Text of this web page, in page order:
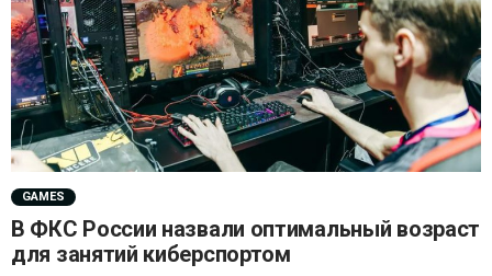
GAMES
В ФКС России назвали оптимальный возраст
для занятий киберспортом